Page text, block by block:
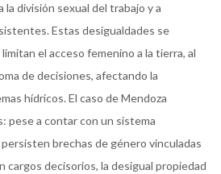
la división sexual del trabajo y a
Estas desigualdades se
el acceso femenino a la tierra, al
de decisiones, afectando la
hídricos. El caso de Mendoza
pese a contar con un sistema
brechas de género vinculadas
cargos decisorios, la desigual propiedad